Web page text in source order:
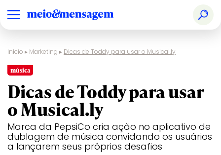
Início ▸ Marketing ▸ Dicas de Toddy para usar o Musical.ly
música
Dicas de Toddy para usar
o Musical.ly
Marca da PepsiCo cria ação no aplicativo de
dublagem de música convidando os usuários
a lançarem seus próprios desafios